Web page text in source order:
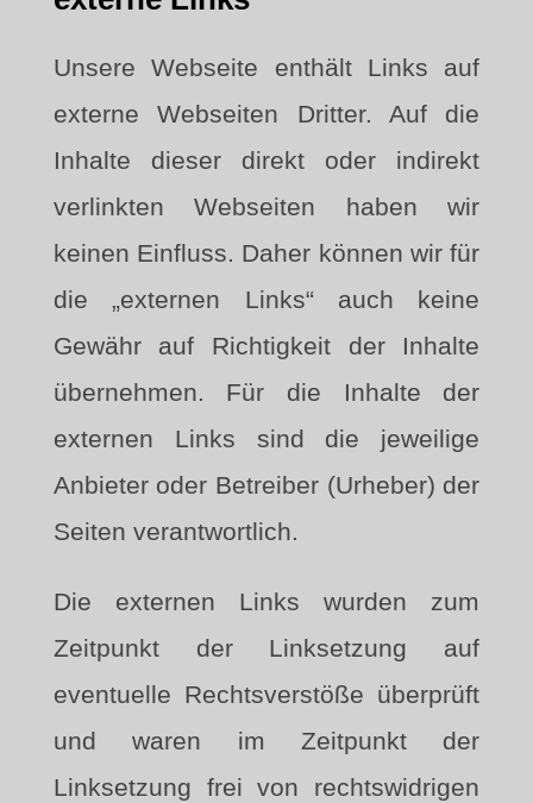
Unsere Webseite enthält Links auf
externe Webseiten Dritter. Auf die
Inhalte dieser direkt oder indirekt
verlinkten Webseiten haben wir
keinen Einfluss. Daher können wir für
die „externen Links“ auch keine
Gewähr auf Richtigkeit der Inhalte
übernehmen. Für die Inhalte der
externen Links sind die jeweilige
Anbieter oder Betreiber (Urheber) der
Seiten verantwortlich.
Die externen Links wurden zum
Zeitpunkt der Linksetzung auf
eventuelle Rechtsverstöße überprüft
und waren im Zeitpunkt der
Linksetzung frei von rechtswidrigen